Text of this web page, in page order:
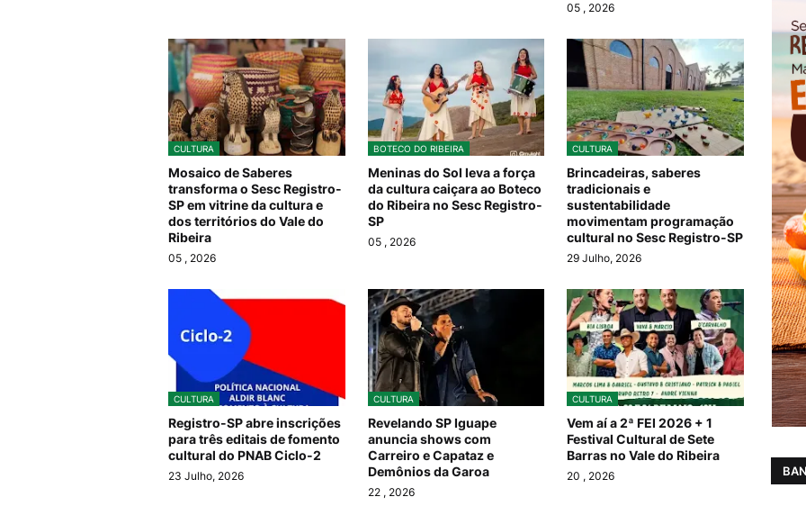
05 , 2026
CULTURA
Mosaico de Saberes
transforma o Sesc Registro-
SP em vitrine da cultura e
dos territórios do Vale do
Ribeira
05 , 2026
BOTECO DO RIBEIRA
Meninas do Sol leva a força
da cultura caiçara ao Boteco
do Ribeira no Sesc Registro-
SP
05 , 2026
CULTURA
Brincadeiras, saberes
tradicionais e
sustentabilidade
movimentam programação
cultural no Sesc Registro-SP
29 Julho, 2026
CULTURA
Registro-SP abre inscrições
para três editais de fomento
cultural do PNAB Ciclo-2
23 Julho, 2026
CULTURA
Revelando SP Iguape
anuncia shows com
Carreiro e Capataz e
Demônios da Garoa
22 , 2026
CULTURA
Vem aí a 2ª FEI 2026 + 1
Festival Cultural de Sete
Barras no Vale do Ribeira
20 , 2026